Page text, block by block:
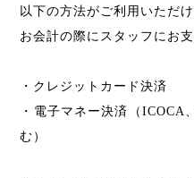
以下の方法がご利用いただけ
お会計の際にスタッフにお
・クレジットカード決済
・電子マネー決済（ICOCA
む）